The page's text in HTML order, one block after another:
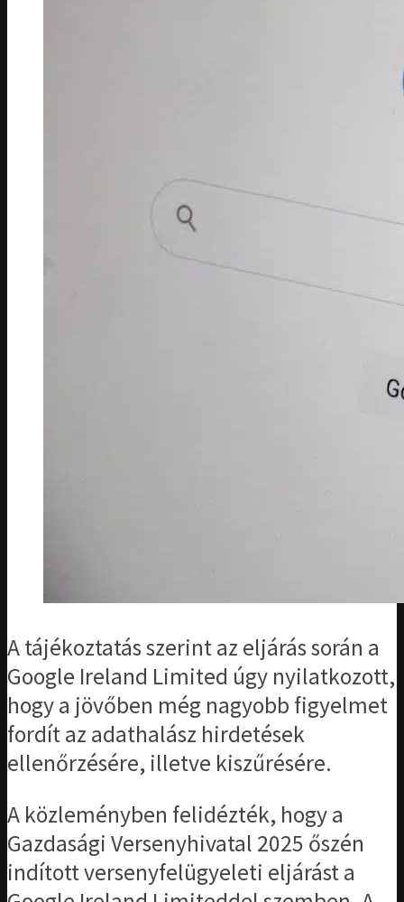
A tájékoztatás szerint az eljárás során a
Google Ireland Limited úgy nyilatkozott,
hogy a jövőben még nagyobb figyelmet
fordít az adathalász hirdetések
ellenőrzésére, illetve kiszűrésére.
A közleményben felidézték, hogy a
Gazdasági Versenyhivatal 2025 őszén
indított versenyfelügyeleti eljárást a